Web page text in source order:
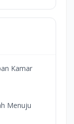
Kamar
Menuju